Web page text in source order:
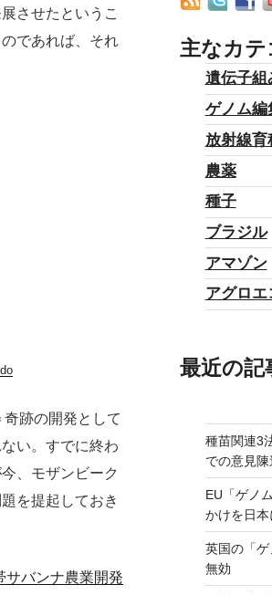
させたというこ
であれば、それ
跡の開発として
い。すでに終わ
、モザンビーク
を提起しておき
サバンナ農業開発
主なカテ
遺伝子組
ゲノム編
放射線育
農薬
種子
ブラジル
アマゾン
アグロエ
最近の記
種苗関連3
での意見陳
EU「ゲノ
かけを日本
英国の「
無効